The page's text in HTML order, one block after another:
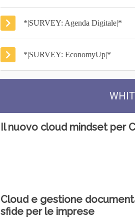
*|SURVEY: Agenda Digitale|*
*|SURVEY: EconomyUp|*
Il nuovo cloud mindset per
Cloud e gestione
sfide per le imprese